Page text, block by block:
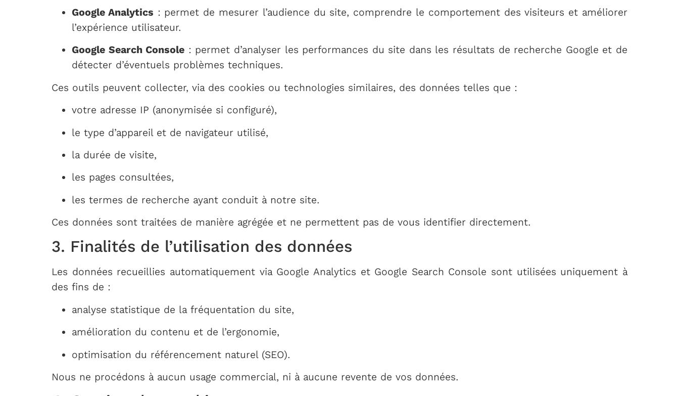
Google Analytics : permet de mesurer l’audience du site, comprendre le comportement des visiteurs et améliorer
l’expérience utilisateur.
Google Search Console : permet d’analyser les performances du site dans les résultats de recherche Google et de
détecter d’éventuels problèmes techniques.
Ces outils peuvent collecter, via des cookies ou technologies similaires, des données telles que :
votre adresse IP (anonymisée si configuré),
le type d’appareil et de navigateur utilisé,
la durée de visite,
les pages consultées,
les termes de recherche ayant conduit à notre site.
Ces données sont traitées de manière agrégée et ne permettent pas de vous identifier directement.
3. Finalités de l’utilisation des données
Les données recueillies automatiquement via Google Analytics et Google Search Console sont utilisées uniquement à
des fins de :
analyse statistique de la fréquentation du site,
amélioration du contenu et de l’ergonomie,
optimisation du référencement naturel (SEO).
Nous ne procédons à aucun usage commercial, ni à aucune revente de vos données.